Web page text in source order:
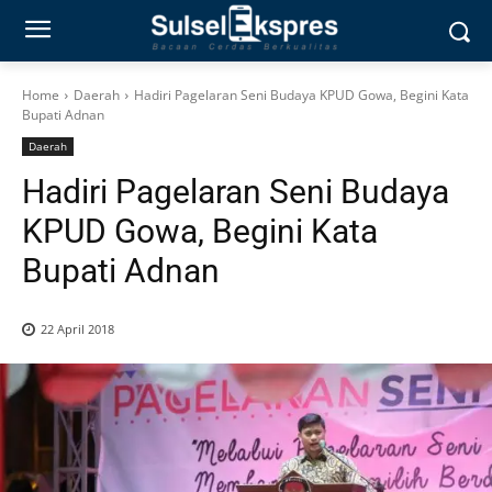
Home Daerah
Hadiri Pagelaran Seni Budaya KPUD Gowa, Begini Kata
Bupati Adnan
Daerah
Hadiri Pagelaran Seni Budaya
KPUD Gowa, Begini Kata
Bupati Adnan
22 April 2018